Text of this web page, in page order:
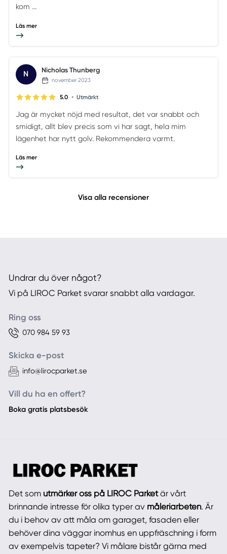
kom ...
Läs mer
N Nicholas Thunberg
november 2023
5.0 • Utmärkt
Jag är mycket nöjd med resultat, det var snabbt och
smidigt, allt blev precis som vi har sagt, hela mim
lägenhet har nytt golv. Rekommendera varmt.
Läs mer
Visa alla recensioner
Undrar du över något?
Vi på LIROC Parket svarar snabbt alla vardagar.
Ring oss
070 984 59 93
Skicka e-post
info@lirocparket.se
Vill du ha en offert?
Boka gratis platsbesök
Det som utmärker oss på LIROC Parketär vårt
brinnande intresse för olika typer av måleriarbeten. Är
du i behov av att måla om garaget, fasaden eller
behöver dina väggar inomhus en uppfräschning i form
av exempelvis tapeter? Vi målare bistår gärna med